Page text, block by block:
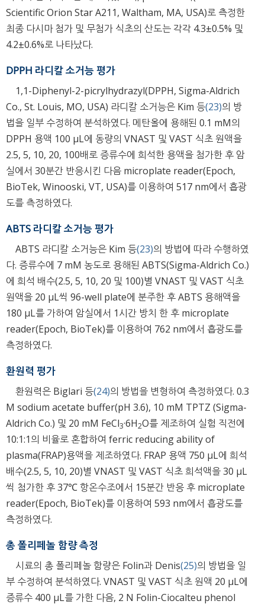
Scientific Orion Star A211, Waltham, MA, USA)로 측정한
최종 다시마 첨가 및 무첨가 식초의 산도는 각각 4.3±0.5% 및
4.2±0.6%로 나타났다.
DPPH 라디칼 소거능 평가
1,1-Diphenyl-2-picrylhydrazyl(DPPH, Sigma-Aldrich
Co., St. Louis, MO, USA) 라디칼 소거능은 Kim 등(23)의 방
법을 일부 수정하여 분석하였다. 메탄올에 용해된 0.1 mM의
DPPH 용액 100 μL에 동량의 VNAST 및 VAST 식초 원액을
2.5, 5, 10, 20, 100배로 증류수에 희석한 용액을 첨가한 후 암
실에서 30분간 반응시킨 다음 microplate reader(Epoch,
BioTek, Winooski, VT, USA)를 이용하여 517 nm에서 흡광
도를 측정하였다.
ABTS 라디칼 소거능 평가
ABTS 라디칼 소거능은 Kim 등(23)의 방법에 따라 수행하였
다. 증류수에 7 mM 농도로 용해된 ABTS(Sigma-Aldrich Co.)
에 희석 배수(2.5, 5, 10, 20 및 100)별 VNAST 및 VAST 식초
원액을 20 μL씩 96-well plate에 분주한 후 ABTS 용해액을
180 μL를 가하여 암실에서 1시간 방치 한 후 microplate
reader(Epoch, BioTek)를 이용하여 762 nm에서 흡광도를
측정하였다.
환원력 평가
환원력은 Biglari 등(24)의 방법을 변형하여 측정하였다. 0.3
M sodium acetate buffer(pH 3.6), 10 mM TPTZ (Sigma-
Aldrich Co.) 및 20 mM FeCl3·6H2O를 제조하여 실험 직전에
10:1:1의 비율로 혼합하여 ferric reducing ability of
plasma(FRAP)용액을 제조하였다. FRAP 용액 750 μL에 희석
배수(2.5, 5, 10, 20)별 VNAST 및 VAST 식초 희석액을 30 μL
씩 첨가한 후 37℃ 항온수조에서 15분간 반응 후 microplate
reader(Epoch, BioTek)를 이용하여 593 nm에서 흡광도를
측정하였다.
총 폴리페놀 함량 측정
시료의 총 폴리페놀 함량은 Folin과 Denis(25)의 방법을 일
부 수정하여 분석하였다. VNAST 및 VAST 식초 원액 20 μL에
증류수 400 μL를 가한 다음, 2 N Folin-Ciocalteu phenol